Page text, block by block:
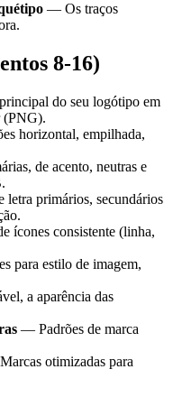
— Os traços
8-16)
do seu logótipo em
(PNG).
horizontal, empilhada,
de acento, neutras e
primários, secundários
ícones consistente (linha,
para estilo de imagem,
a aparência das
— Padrões de marca
otimizadas para